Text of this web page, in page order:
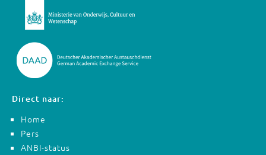
Direct naar:
Home
Pers
ANBI-status